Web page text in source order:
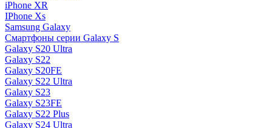
iPhone XR
IPhone Xs
Samsung Galaxy
Смартфоны серии Galaxy S
Galaxy S20 Ultra
Galaxy S22
Galaxy S20FE
Galaxy S22 Ultra
Galaxy S23
Galaxy S23FE
Galaxy S22 Plus
Galaxy S24 Ultra